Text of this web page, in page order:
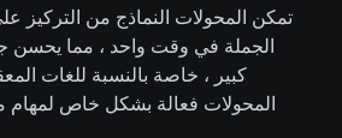
تمكن المحولات النماذج من التركيز
الجملة في وقت واحد ، مما يحسن
كبير ، خاصة بالنسبة للغات
المحولات فعالة بشكل خاص لمهام